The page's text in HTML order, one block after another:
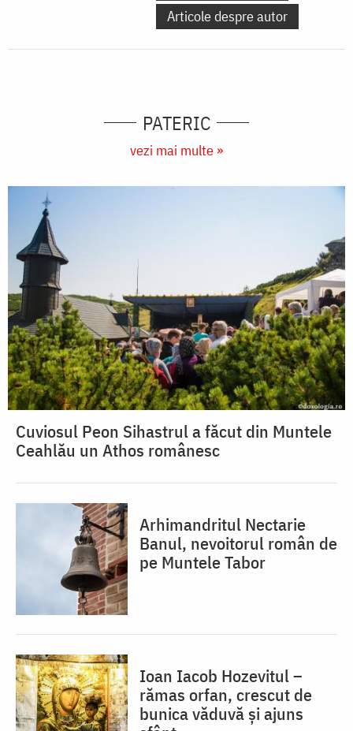
Articole despre autor
PATERIC
vezi mai multe »
Cuviosul Peon Sihastrul a făcut din Muntele
Ceahlău un Athos românesc
Arhimandritul Nectarie
Banul, nevoitorul român de
pe Muntele Tabor
Ioan Iacob Hozevitul –
rămas orfan, crescut de
bunica văduvă și ajuns